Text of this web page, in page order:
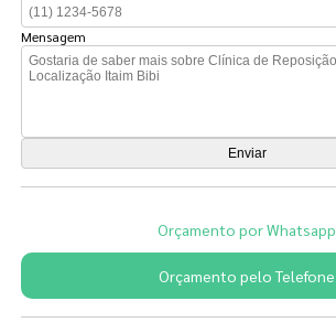
Mensagem
Orçamento por Whatsapp
Orçamento pelo Telefone